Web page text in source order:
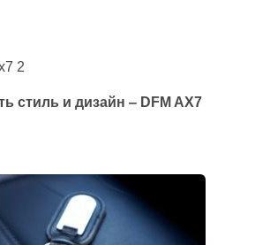
стиль и дизайн ‒ DFM AX7